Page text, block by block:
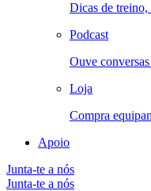
Dicas de treino,
Podcast
Ouve
Loja
Compra
Apoio
Junta-te a nós
Junta-te a nós